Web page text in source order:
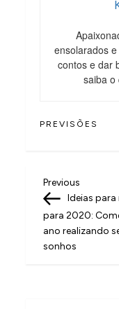
ensolarados
contos e dar
saiba o
PREVISÕES
N
a
v
e
Previous
Post
Previous
Ideias para
para 2020:
ano realizando
sonhos